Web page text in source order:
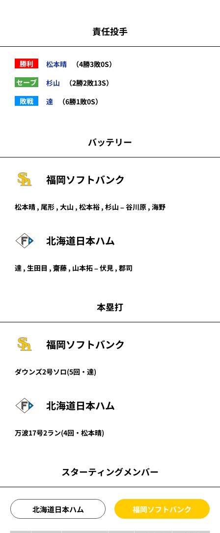
責任投手
勝利 松本晴
（4勝3敗0S）
セーブ
杉山
（2勝2敗13S）
敗戦
達 （6勝1敗0S）
バッテリー
福岡ソフトバンク
松本晴 , 尾形 , 大山 , 松本裕 , 杉山 –谷川原 , 海野
北海道日本ハム
達 , 生田目 , 齋藤 , 山本拓–伏見 , 郡司
本塁打
福岡ソフトバンク
ダウンズ2号ソロ(5回・ 達)
北海道日本ハム
万波17号2ラン(4回・ 松本晴)
スターティングメンバー
北海道日本ハム 福岡ソフトバンク